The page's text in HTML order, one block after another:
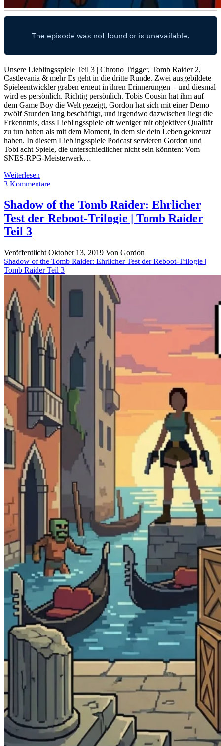
Unsere Lieblingsspiele Teil 3 | Chrono Trigger, Tomb Raider 2,
Castlevania & mehr Es geht in die dritte Runde. Zwei ausgebildete
Spieleentwickler graben erneut in ihren Erinnerungen – und diesmal
wird es persönlich. Richtig persönlich. Tobis Cousin hat ihm auf
dem Game Boy die Welt gezeigt, Gordon hat sich mit einer Demo
zwölf Stunden lang beschäftigt, und irgendwo dazwischen liegt die
Erkenntnis, dass Lieblingsspiele oft weniger mit objektiver Qualität
zu tun haben als mit dem Moment, in dem sie dein Leben gekreuzt
haben. In diesem Lieblingsspiele Podcast servieren Gordon und
Tobi acht Spiele, die unterschiedlicher nicht sein könnten: Vom
SNES-RPG-Meisterwerk…
Weiterlesen
Lieblingsspiele
|
Chrono
2,
Castlevania
&
mehr
3 Kommentare
Shadow of the Tomb Raider: Ehrlicher
Test der Reboot-Trilogie | Tomb Raider
Teil 3
Veröffentlicht Oktober 13, 2019 Von Gordon
Shadow of the Tomb Raider: Ehrlicher Test der Reboot-Trilogie |
Tomb Raider Teil 3